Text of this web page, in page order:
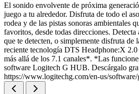
El sonido envolvente de próxima
juego a tu alrededor. Disfruta de todo el
rodea y de las pistas sonoras ambientales
favoritos, desde todas direcciones. Detecta
que te detecten, o simplemente disfruta de
reciente tecnología DTS Headphone:X
más allá de los 7.1 canales*. *Las
software Logitech G HUB. Descárgalo
https://www.logitechg.com/en-us/software/